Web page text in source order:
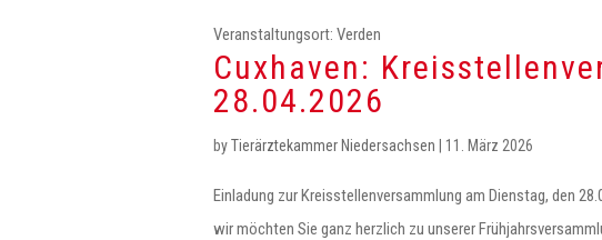
Veranstaltungsort: Verden
Cuxhaven:
28.04.2026
byTierärztekammer Niedersachsen 11. März 2026
Einladung zur Kreisstellenversammlung am Dienstag, den
wir möchten Sie ganz herzlich zu unserer